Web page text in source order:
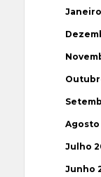
Agosto
Julho
Junho